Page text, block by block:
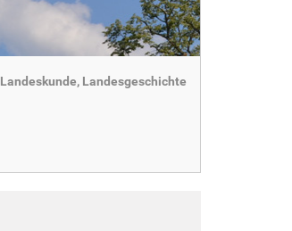
Landeskunde, Landesgeschichte